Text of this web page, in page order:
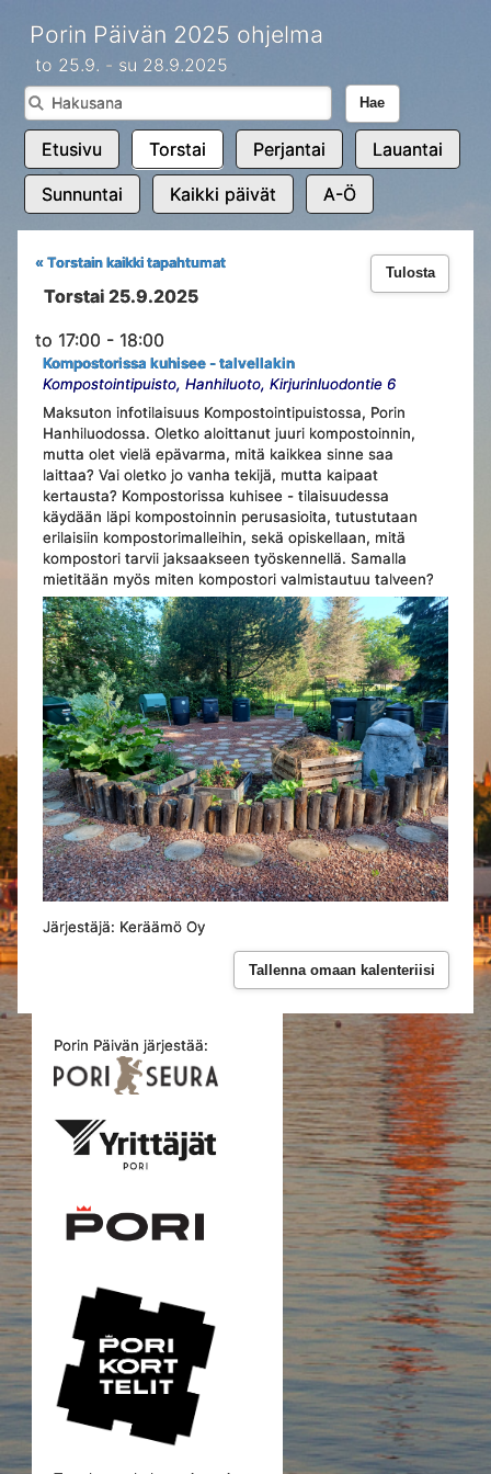
Porin Päivän 2025 ohjelma
to 25.9. - su 28.9.2025
Hae
Etusivu Torstai Perjantai Lauantai
Sunnuntai Kaikki päivät A-Ö
Tulosta
« Torstain kaikki tapahtumat
Torstai 25.9.2025
to 17:00 - 18:00
Kompostorissa kuhisee - talvellakin
Kompostointipuisto, Hanhiluoto, Kirjurinluodontie 6
Maksuton infotilaisuus Kompostointipuistossa, Porin
Hanhiluodossa. Oletko aloittanut juuri kompostoinnin,
mutta olet vielä epävarma, mitä kaikkea sinne saa
laittaa? Vai oletko jo vanha tekijä, mutta kaipaat
kertausta? Kompostorissa kuhisee - tilaisuudessa
käydään läpi kompostoinnin perusasioita, tutustutaan
erilaisiin kompostorimalleihin, sekä opiskellaan, mitä
kompostori tarvii jaksaakseen työskennellä. Samalla
mietitään myös miten kompostori valmistautuu talveen?
Järjestäjä: Keräämö Oy
Tallenna omaan kalenteriisi
Porin Päivän järjestää: